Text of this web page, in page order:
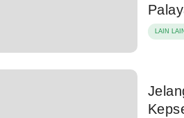
LAIN LAIN